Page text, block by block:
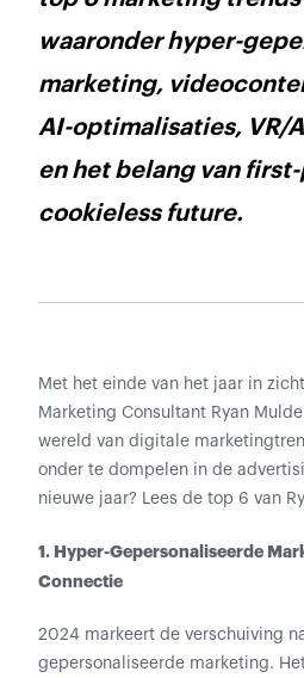
waaronder hyper-
marketing,
AI-optimalisaties, VR/
en het belang van
cookieless future.
Met het einde van het jaar in
Marketing Consultant Ryan
wereld van digitale
onder te dompelen in de
nieuwe jaar? Lees de top 6 van
1. Hyper-Gepersonaliseerde
Connectie
2024 markeert de verschuiving
gepersonaliseerde marketing.